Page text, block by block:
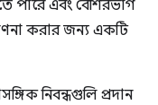
এবং বেশিরভাগ
করার জন্য একটি
নিবন্ধগুলি প্রদান